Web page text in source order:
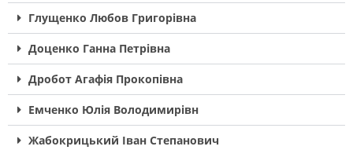
Глущенко Любов Григорівна
Доценко Ганна Петрівна
Дробот Агафія Прокопівна
Емченко Юлія Володимирівн
Жабокрицький Іван Степанович